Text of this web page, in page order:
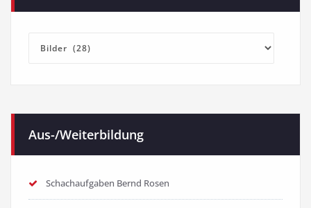
Kategorien
Aus-/Weiterbildung
Schachaufgaben Bernd Rosen